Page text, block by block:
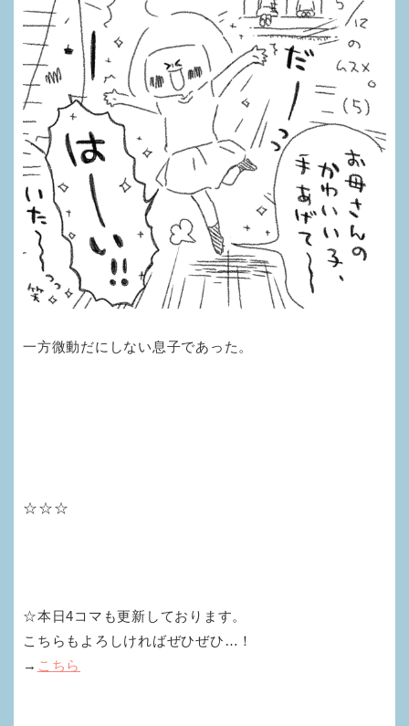
一方微動だにしない息子であった。
☆☆☆
☆本日4コマも更新しております。
こちらもよろしければぜひぜひ…！
→ こちら